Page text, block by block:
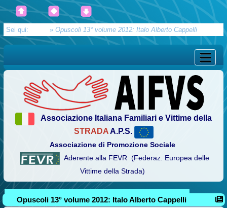
Sei qui: » Opuscoli 13° volume 2012: Italo Alberto Cappelli
Associazione Italiana Familiari e Vittime della
STRADAA.P.S.
Associazione di Promozione Sociale
Aderente alla FEVR (Federaz. Europea delle
Vittime della Strada)
Opuscoli 13° volume 2012: Italo Alberto Cappelli